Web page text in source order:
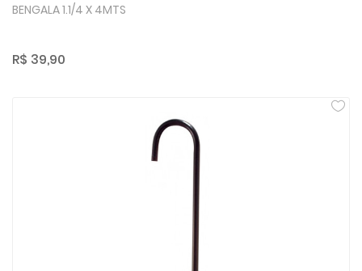
BENGALA 1.1/4 X 4MTS
R$ 39,90